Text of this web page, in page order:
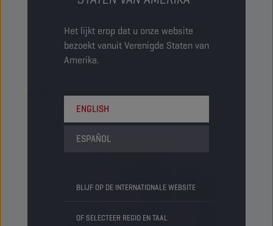
Het lijkt erop dat u onze website
bezoekt vanuit Verenigde Staten van
Amerika.
ENGLISH
ESPAÑOL
BLIJF OP DE INTERNATIONALE WEBSITE
OF SELECTEER REGIO EN TAAL
Dit lithiumvrije multipurposevet is een watervrij
basis van een minerale olie.